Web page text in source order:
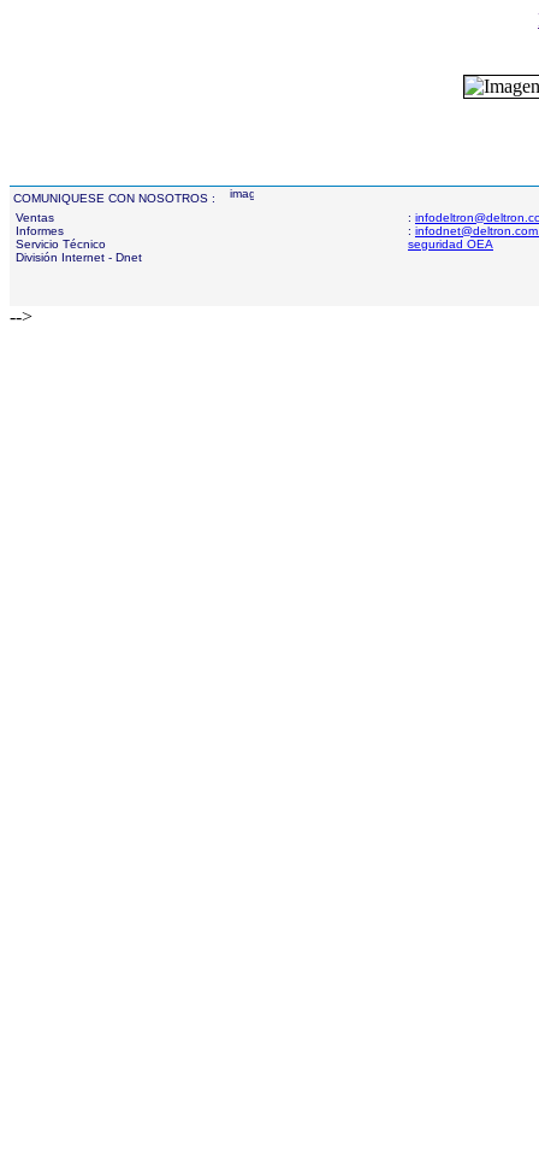
COMUNIQUESE CON NOSOTROS :
Ventas
Informes
Servicio Técnico
División Internet - Dnet
:
:
seguridad OEA
-->